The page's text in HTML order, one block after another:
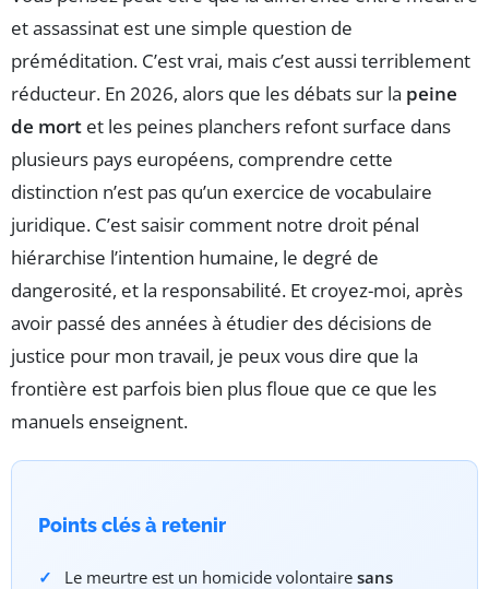
et assassinat est une simple question de
préméditation. C’est vrai, mais c’est aussi terriblement
réducteur. En 2026, alors que les débats sur la peine
de mort et les peines planchers refont surface dans
plusieurs pays européens, comprendre cette
distinction n’est pas qu’un exercice de vocabulaire
juridique. C’est saisir comment notre droit pénal
hiérarchise l’intention humaine, le degré de
dangerosité, et la responsabilité. Et croyez-moi, après
avoir passé des années à étudier des décisions de
justice pour mon travail, je peux vous dire que la
frontière est parfois bien plus floue que ce que les
manuels enseignent.
Points clés à retenir
Le meurtre est un homicide volontaire sans